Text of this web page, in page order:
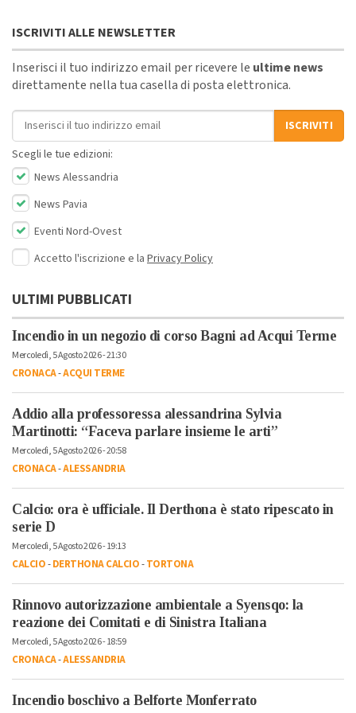
ISCRIVITI ALLE NEWSLETTER
Inserisci il tuo indirizzo email per ricevere le ultime news
direttamente nella tua casella di posta elettronica.
Indirizzo email
ISCRIVITI
Scegli le tue edizioni:
News Alessandria
News Pavia
Eventi Nord-Ovest
Accetto l'iscrizione e la Privacy Policy
ULTIMI PUBBLICATI
Incendio in un negozio di corso Bagni ad Acqui Terme
Mercoledì, 5 Agosto 2026 - 21:30
CRONACA-ACQUI TERME
Addio alla professoressa alessandrina Sylvia
Martinotti: “Faceva parlare insieme le arti”
Mercoledì, 5 Agosto 2026 - 20:58
CRONACA-ALESSANDRIA
Calcio: ora è ufficiale. Il Derthona è stato ripescato in
serie D
Mercoledì, 5 Agosto 2026 - 19:13
CALCIO-DERTHONA CALCIO-TORTONA
Rinnovo autorizzazione ambientale a Syensqo: la
reazione dei Comitati e di Sinistra Italiana
Mercoledì, 5 Agosto 2026 - 18:59
CRONACA-ALESSANDRIA
Incendio boschivo a Belforte Monferrato